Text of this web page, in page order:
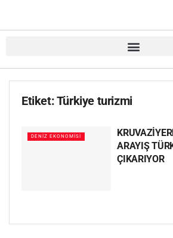
Etiket:Türkiye turizmi
DENIZ EKONOMISI
ARAYIŞ
ÇIKARIYOR